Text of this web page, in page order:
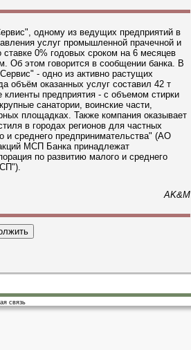
одному из ведущих предприятий в
услуг промышленной прачечной и
0% годовых сроком на 6 месяцев
Об этом говорится в сообщении банка. В
- одно из активно растущих
объём оказанных услуг составил 42 т
предприятия - с объемом стирки
санатории, воинские части,
площадках. Также компания оказывает
в городах регионов для частных
среднего предпринимательства" (АО
МСП Банка принадлежат
по развитию малого и среднего
AK&M
связь